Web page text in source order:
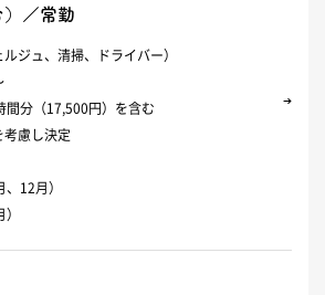
／常勤
ジュ、清掃、ドライバー）
分（17,500円）を含む
慮し決定
12月）